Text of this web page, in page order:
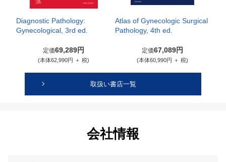
Diagnostic Pathology:
Gynecological, 3rd ed.
定価69,289円
(本体62,990円 ＋ 税)
Atlas of Gynecologic Surgical
Pathology, 4th ed.
定価67,089円
(本体60,990円 ＋ 税)
取扱い書店一覧
会社情報